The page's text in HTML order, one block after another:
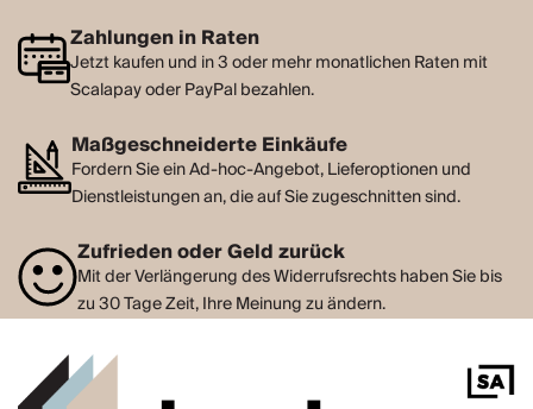
Zahlungen in Raten
Jetzt kaufen und in 3 oder mehr monatlichen Raten mit
Scalapay oder PayPal bezahlen.
Maßgeschneiderte Einkäufe
Fordern Sie ein Ad-hoc-Angebot, Lieferoptionen und
Dienstleistungen an, die auf Sie zugeschnitten sind.
Zufrieden oder Geld zurück
Mit der Verlängerung des Widerrufsrechts haben Sie bis
zu 30 Tage Zeit, Ihre Meinung zu ändern.